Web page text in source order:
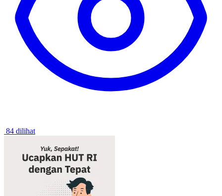
84 dilihat